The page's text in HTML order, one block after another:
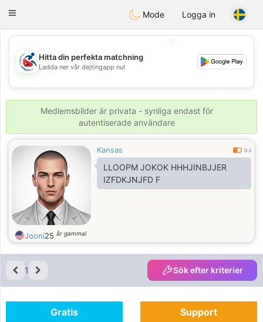
Handi Space
Toggle
Mode Logga in
💖
💕
💕
Hitta din perfekta matchning
Ladda ner vår dejtingapp nu!
Medlemsbilder är privata - synliga endast för
autentiserade användare
Kansas 0.3
LLOOPM JOKOK HHHJINBJJER
IZFDKJNJFD F
Jooni25 år gammal
1 Sök efter kriterier
Gratis Support